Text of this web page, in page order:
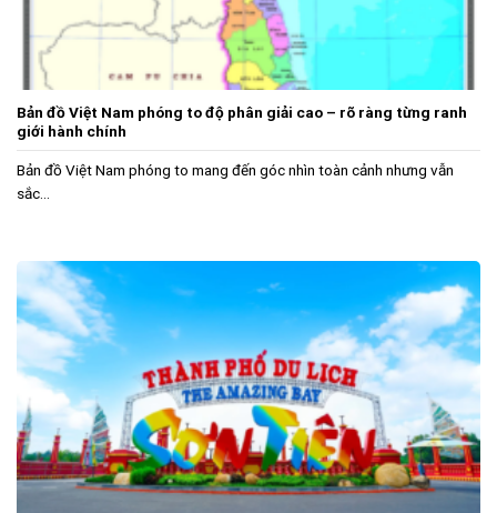
Bản đồ Việt Nam phóng to độ phân giải cao – rõ ràng từng ranh
giới hành chính
Bản đồ Việt Nam phóng to mang đến góc nhìn toàn cảnh nhưng vẫn
sắc...